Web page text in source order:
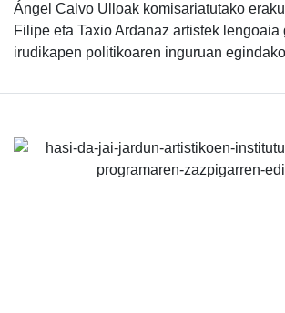
Ángel Calvo Ulloak komisariatutako
Filipe eta Taxio Ardanaz artistek lengoaia
irudikapen politikoaren inguruan